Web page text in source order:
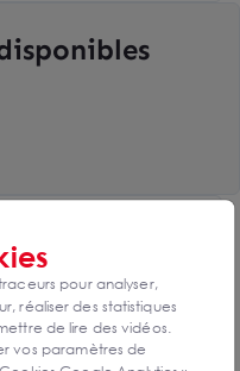
pour analyser,
réaliser des statistiques
de lire des vidéos.
vos paramètres de